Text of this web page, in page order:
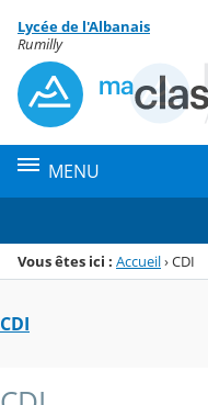
Menu de la rubrique
Contenu
Lycée de l'Albanais
Rumilly
MENU
Vous êtes ici : Accueil›CDI
CDI